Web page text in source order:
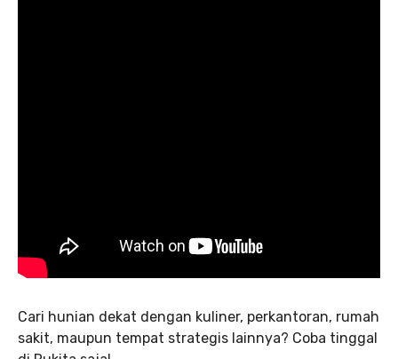
Cari hunian dekat dengan kuliner, perkantoran, rumah
sakit, maupun tempat strategis lainnya? Coba tinggal